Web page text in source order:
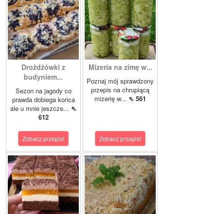
Drożdżówki z
budyniem...
Sezon na jagody co
prawda dobiega końca
ale u mnie jeszcze... ⇖
612
Zobacz przepis!
Mizeria na zimę w...
Poznaj mój sprawdzony
przepis na chrupiącą
mizerię w... ⇖ 561
Zobacz przepis!